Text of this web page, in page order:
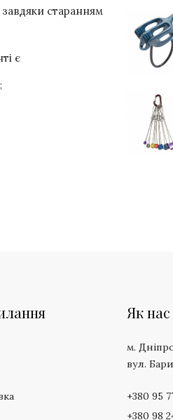
завдяки старанням
є
Як
м.
вул.
+380 95
+380 98